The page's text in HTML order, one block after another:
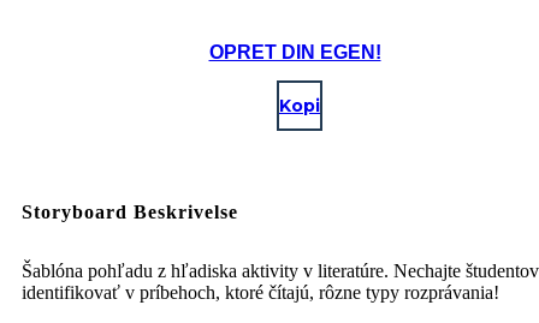
OPRET DIN EGEN!
Kopi
Storyboard Beskrivelse
Šablóna pohľadu z hľadiska aktivity v literatúre. Nechajte študentov
identifikovať v príbehoch, ktoré čítajú, rôzne typy rozprávania!